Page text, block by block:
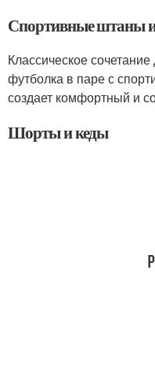
Спортивные штаны
Классическое
футболка в паре с
создает комфортный и
Шорты и кеды